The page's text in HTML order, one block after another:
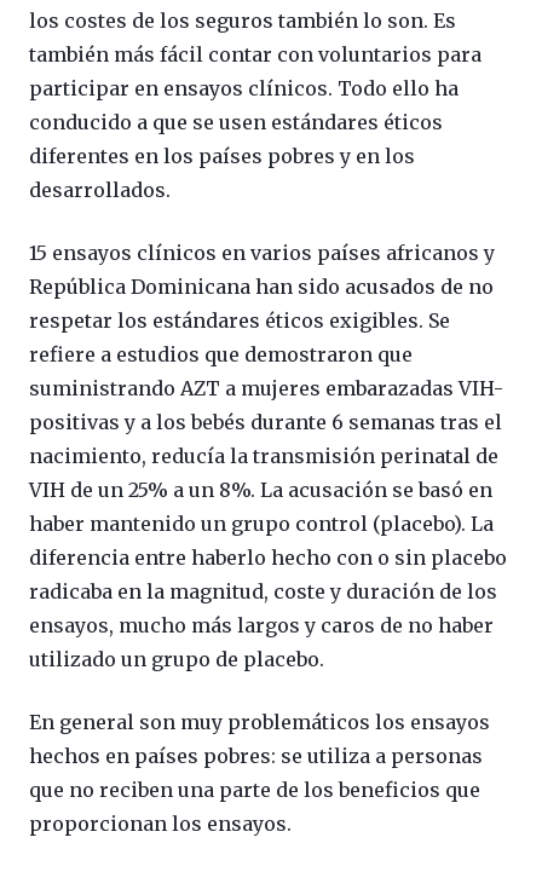
los costes de los seguros también lo son. Es
también más fácil contar con voluntarios para
participar en ensayos clínicos. Todo ello ha
conducido a que se usen estándares éticos
diferentes en los países pobres y en los
desarrollados.
15 ensayos clínicos en varios países africanos y
República Dominicana han sido acusados de no
respetar los estándares éticos exigibles. Se
refiere a estudios que demostraron que
suministrando AZT a mujeres embarazadas VIH-
positivas y a los bebés durante 6 semanas tras el
nacimiento, reducía la transmisión perinatal de
VIH de un 25% a un 8%. La acusación se basó en
haber mantenido un grupo control (placebo). La
diferencia entre haberlo hecho con o sin placebo
radicaba en la magnitud, coste y duración de los
ensayos, mucho más largos y caros de no haber
utilizado un grupo de placebo.
En general son muy problemáticos los ensayos
hechos en países pobres: se utiliza a personas
que no reciben una parte de los beneficios que
proporcionan los ensayos.